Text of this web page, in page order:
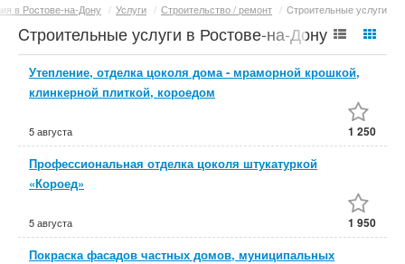
в Ростове-на-Дону / Услуги / Строительство / ремонт / Cтроительные услуги
Cтроительные услуги в Ростове-на-Дону
Утепление, отделка цоколя дома - мраморной крошкой,
клинкерной плиткой, короедом
5 августа 1 250
Профессиональная отделка цоколя штукатуркой
«Короед»
5 августа 1 950
Покраска фасадов частных домов, муниципальных